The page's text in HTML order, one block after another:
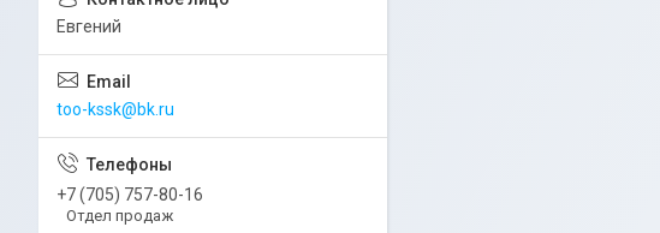
Евгений
too-kssk@bk.ru
+7 (705) 757-80-16
Отдел продаж